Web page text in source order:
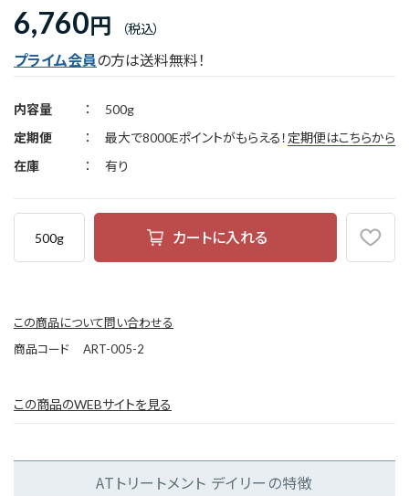
6,760円
プライム会員の方は送料無料！
内容量
500g
定期便
最大で8000Eポイントがもらえる！ 定期便はこちらから
在庫
有り
500g カートに入れる
この商品について問い合わせる
商品コード
ART-005-2
この商品のWEBサイトを見る
ATトリートメント デイリーの特徴